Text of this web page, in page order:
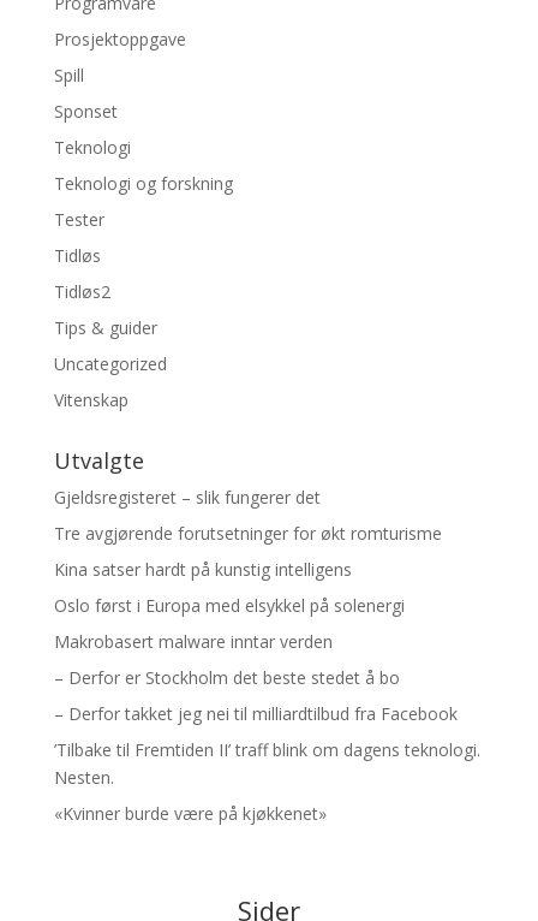
Prosjektoppgave
Spill
Sponset
Teknologi
Teknologi og forskning
Tester
Tidløs
Tidløs2
Tips & guider
Uncategorized
Vitenskap
Utvalgte
Gjeldsregisteret – slik fungerer det
Tre avgjørende forutsetninger for økt romturisme
Kina satser hardt på kunstig intelligens
Oslo først i Europa med elsykkel på solenergi
Makrobasert malware inntar verden
– Derfor er Stockholm det beste stedet å bo
– Derfor takket jeg nei til milliardtilbud fra Facebook
’Tilbake til Fremtiden II’ traff blink om dagens teknologi.
Nesten.
«Kvinner burde være på kjøkkenet»
Sider